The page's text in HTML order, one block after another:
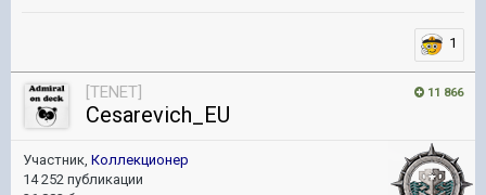
1
11 866
[TENET]
Cesarevich_EU
Участник, Коллекционер
14 252 публикации